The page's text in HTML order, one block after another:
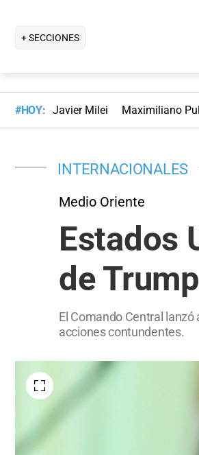
+ SECCIONES
#HOY: Javier Milei Maximiliano
INTERNACIONALES
Medio Oriente
Estados
de Trump
El Comando Central
acciones contundentes.